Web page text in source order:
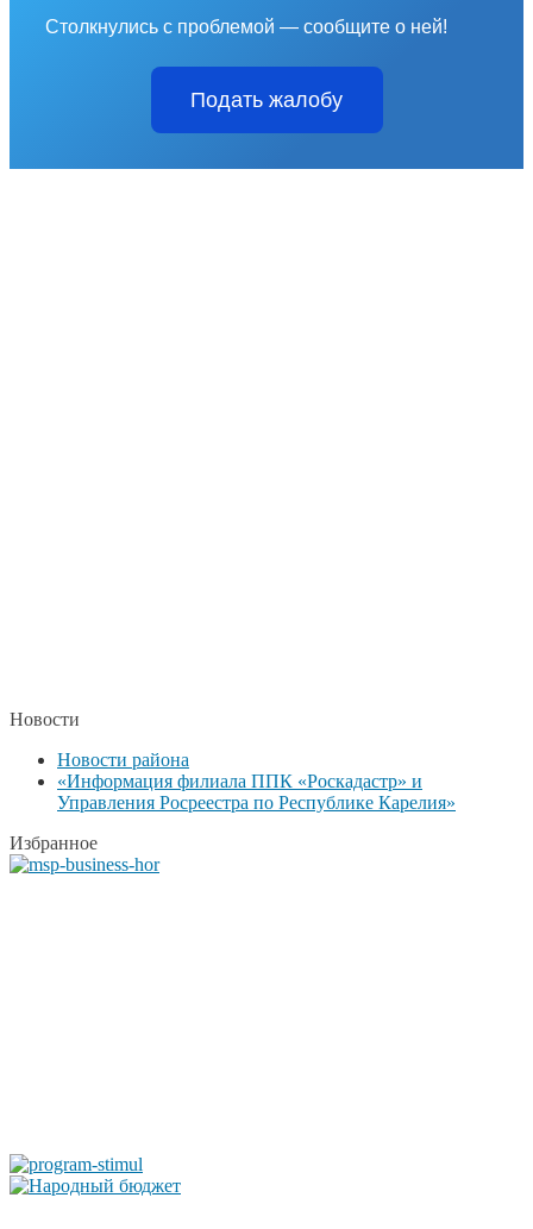
Столкнулись с проблемой — сообщите о ней!
Подать жалобу
Новости
Новости района
«Информация филиала ППК «Роскадастр» и
Управления Росреестра по Республике Карелия»
Избранное